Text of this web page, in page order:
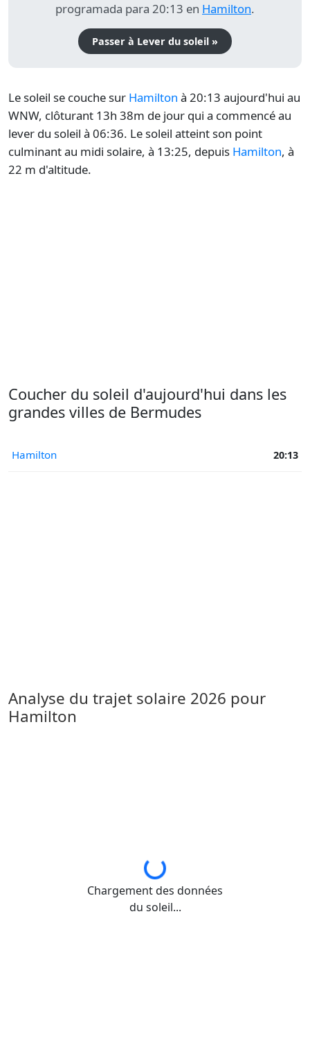
programada para 20:13 en Hamilton.
Passer à Lever du soleil »
Le soleil se couche sur Hamilton à 20:13 aujourd'hui au
WNW, clôturant 13h 38m de jour qui a commencé au
lever du soleil à 06:36. Le soleil atteint son point
culminant au midi solaire, à 13:25, depuis Hamilton, à
22 m d'altitude.
Coucher du soleil d'aujourd'hui dans les
grandes villes de Bermudes
Hamilton 20:13
Analyse du trajet solaire 2026 pour
Hamilton
Loading...
Chargement des données
du soleil...